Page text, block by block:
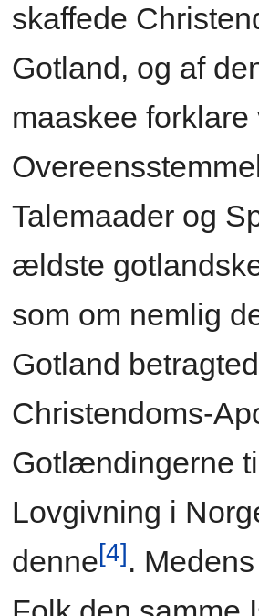
skaffede
Gotland, og af
maaskee
Talemaader og
ældste
som om nemlig
Gotland
Christendoms-
Gotlændingerne
Lovgivning i
denne[4].